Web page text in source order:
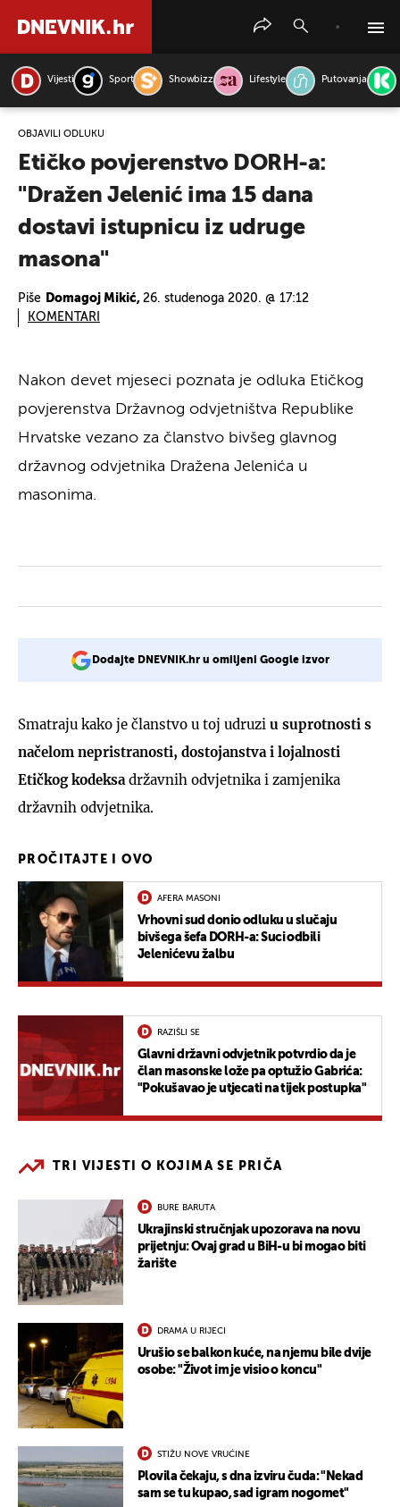
Vijesti Sport Showbizz Lifestyle Putovanja
OBJAVILI ODLUKU
Etičko povjerenstvo DORH-a:
"Dražen Jelenić ima 15 dana
dostavi istupnicu iz udruge
masona"
Piše Domagoj Mikić, 26. studenoga 2020. @ 17:12
KOMENTARI
Nakon devet mjeseci poznata je odluka Etičkog
povjerenstva Državnog odvjetništva Republike
Hrvatske vezano za članstvo bivšeg glavnog
državnog odvjetnika Dražena Jelenića u
masonima.
Dodajte DNEVNIK.hr u omiljeni Google izvor
Smatraju kako je članstvo u toj udruzi u suprotnosti s
načelom nepristranosti, dostojanstva i lojalnosti
Etičkog kodeksadržavnih odvjetnika i zamjenika
državnih odvjetnika.
PROČITAJTE I OVO
AFERA MASONI
Vrhovni sud donio odluku u slučaju
bivšega šefa DORH-a: Suci odbili
Jelenićevu žalbu
RAZIŠLI SE
Glavni državni odvjetnik potvrdio da je
član masonske lože pa optužio Gabrića:
"Pokušavao je utjecati na tijek postupka"
TRI VIJESTI O KOJIMA SE PRIČA
BURE BARUTA
Ukrajinski stručnjak upozorava na novu
prijetnju: Ovaj grad u BiH-u bi mogao biti
žarište
DRAMA U RIJECI
Urušio se balkon kuće, na njemu bile dvije
osobe: "Život im je visio o koncu"
STIŽU NOVE VRUĆINE
Plovila čekaju, s dna izviru čuda: "Nekad
sam se tu kupao, sad igram nogomet"
PRETRAŽITE VIJESTI